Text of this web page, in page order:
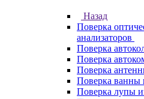
Назад
Поверка
анализаторов
Поверка
Поверка
Поверка
Поверка ванны
Поверка лупы